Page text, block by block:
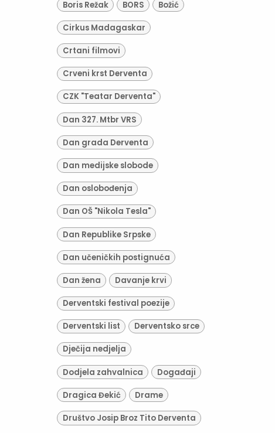
Boris Režak BORS Božić
Cirkus Madagaskar
Crtani filmovi
Crveni krst Derventa
CZK "Teatar Derventa"
Dan 327. Mtbr VRS
Dan grada Derventa
Dan medijske slobode
Dan oslobođenja
Dan OŠ "Nikola Tesla"
Dan Republike Srpske
Dan učeničkih postignuća
Dan žena Davanje krvi
Derventski festival poezije
Derventski list Derventsko srce
Dječija nedjelja
Dodjela zahvalnica Događaji
Dragica Đekić Drame
Društvo Josip Broz Tito Derventa